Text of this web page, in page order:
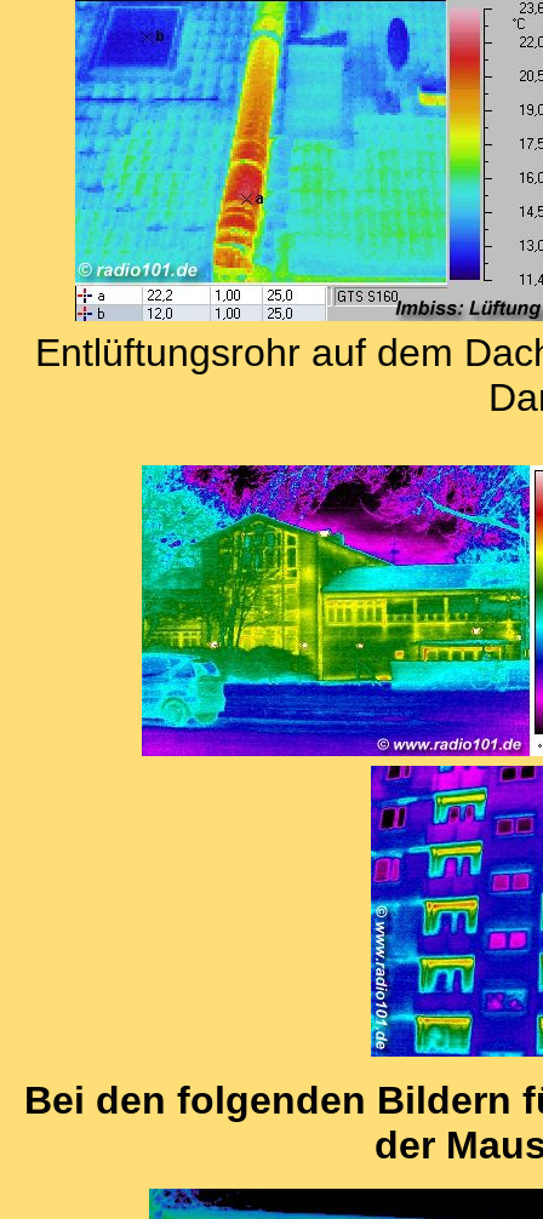
Entlüftungsrohr auf dem
Bei den folgenden Bildern
der